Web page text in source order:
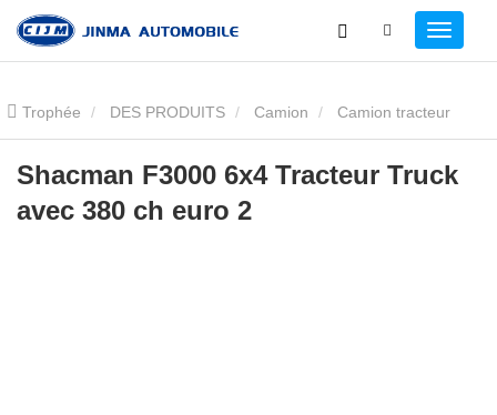
Trophée DES PRODUITS Camion Camion tracteur
Shacman
Shacman F3000 6x4 Tracteur Truck
avec 380 ch euro 2